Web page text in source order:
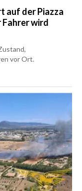
auf der Piazza
Fahrer wird
vor Ort.